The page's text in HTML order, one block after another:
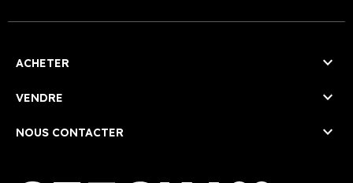
ACHETER 
VENDRE 
NOUS CONTACTER 